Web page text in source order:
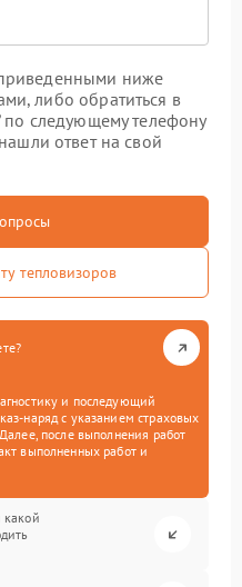
ниже
либо обратиться в
по следующему телефону
ответ на свой
тепловизоров
и последующий
наряд с указанием страховых
после выполнения работ
выполненных работ и
какой